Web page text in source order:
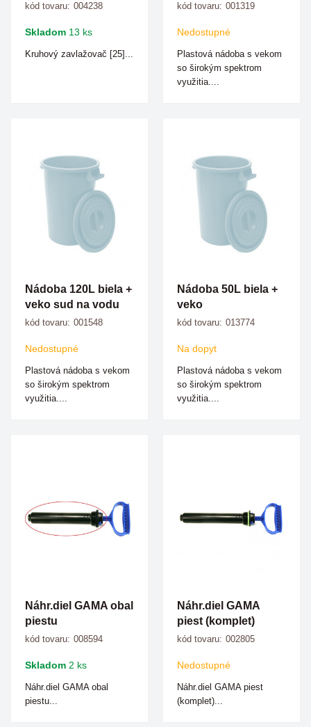
kód tovaru: 004238
Skladom 13 ks
Kruhový zavlažovač [25]...
kód tovaru: 001319
Nedostupné
Plastová nádoba s vekom
so širokým spektrom
využitia....
Nádoba 120L biela +
veko sud na vodu
kód tovaru: 001548
Nedostupné
Plastová nádoba s vekom
so širokým spektrom
využitia....
Nádoba 50L biela +
veko
kód tovaru: 013774
Na dopyt
Plastová nádoba s vekom
so širokým spektrom
využitia....
Náhr.diel GAMA obal
piestu
kód tovaru: 008594
Skladom 2 ks
Náhr.diel GAMA obal
piestu...
Náhr.diel GAMA
piest (komplet)
kód tovaru: 002805
Nedostupné
Náhr.diel GAMA piest
(komplet)...